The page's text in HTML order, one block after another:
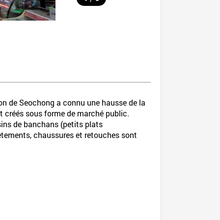
de Seochong a connu une hausse de la
sous forme de marché public.
de banchans (petits plats
chaussures et retouches sont